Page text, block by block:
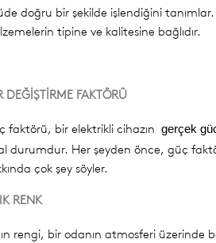
doğru bir şekilde işlendiğini
tipine ve kalitesine bağlıdır.
DEĞİŞTİRME FAKTÖRÜ
faktörü, bir elektrikli cihazın gerçek
durumdur. Her şeyden önce, güç
çok şey söyler.
RENK
rengi, bir odanın atmosferi